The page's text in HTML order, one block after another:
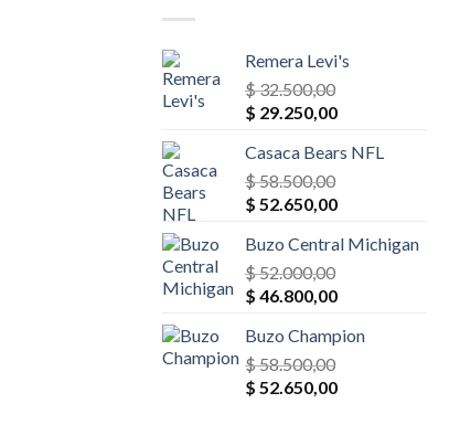
Remera Levi's
$32.500,00
El
original
era:
$ 32.500,00.
$ 29.250,00El
actual
$ 29.250,00.
Casaca Bears NFL
$58.500,00
El
original
era:
$ 58.500,00.
$ 52.650,00El
actual
$ 52.650,00.
Buzo Central Michigan
$52.000,00
El
original
era:
$ 52.000,00.
$ 46.800,00El
actual
$ 46.800,00.
Buzo Champion
$58.500,00
El
$ 52.650,00El